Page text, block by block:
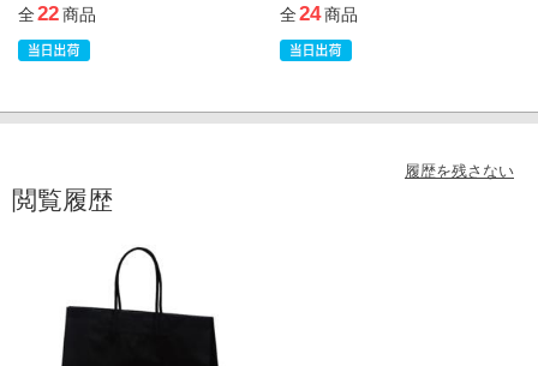
全22商品
全24商品
履歴を残さない
閲覧履歴